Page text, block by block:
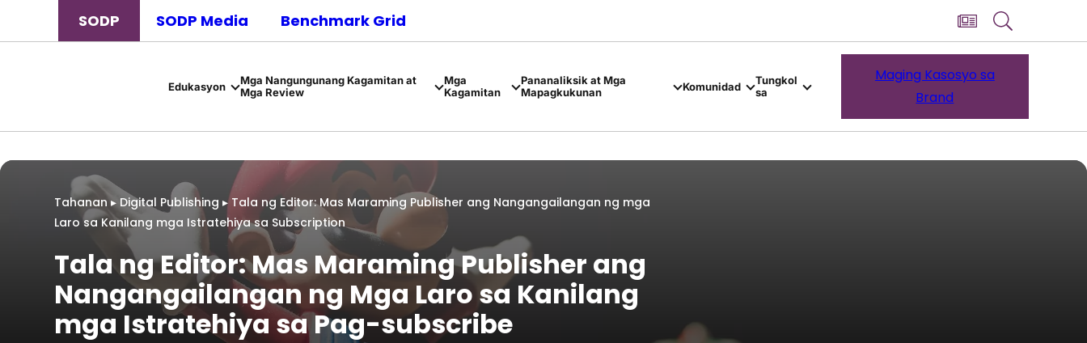
SODP SODP Media Benchmark Grid
Edukasyon
Mga Nangungunang Kagamitan at
Mga Review
Mga
Kagamitan
Pananaliksik at Mga
Mapagkukunan
Komunidad
Tungkol
sa
Maging Kasosyo sa
Brand
Tahanan▸ Digital Publishing ▸ Tala ng Editor: Mas Maraming Publisher ang Nangangailangan ng mga
Laro sa Kanilang mga Istratehiya sa Subscription
Tala ng Editor: Mas Maraming Publisher ang
Nangangailangan ng Mga Laro sa Kanilang
mga Istratehiya sa Pag-subscribe